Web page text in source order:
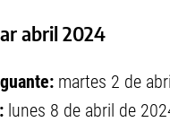
abril 2024
martes 2 de
lunes 8 de abril de